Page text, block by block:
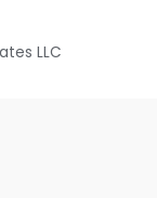
LLC